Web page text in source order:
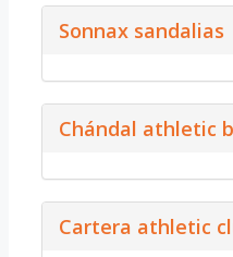
Sonnax sandalias
Chándal athletic
Cartera athletic